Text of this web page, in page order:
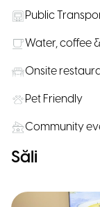
Public
Water, coffee
Onsite
Pet Friendly
Community
Săli